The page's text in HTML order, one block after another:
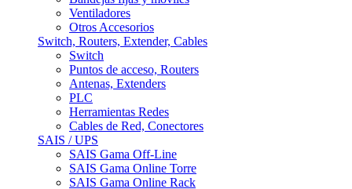
Ventiladores
Otros Accesorios
Switch, Routers, Extender, Cables
Switch
Puntos de acceso, Routers
Antenas, Extenders
PLC
Herramientas Redes
Cables de Red, Conectores
SAIS / UPS
SAIS Gama Off-Line
SAIS Gama Online Torre
SAIS Gama Online Rack